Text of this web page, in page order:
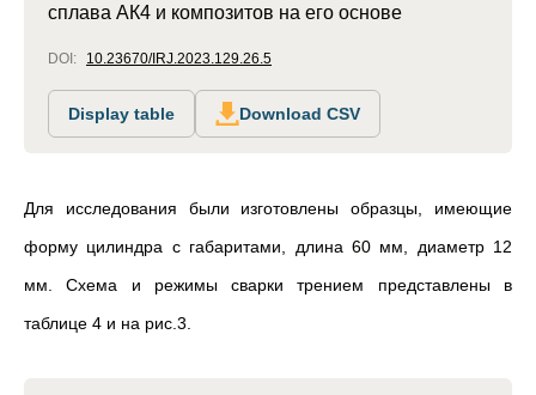
сплава АК4 и композитов на его основе
DOI: 10.23670/IRJ.2023.129.26.5
Display table Download CSV
Для исследования были изготовлены образцы, имеющие
форму цилиндра с габаритами, длина 60 мм, диаметр 12
мм. Схема и режимы сварки трением представлены в
таблице 4 и на рис.3.